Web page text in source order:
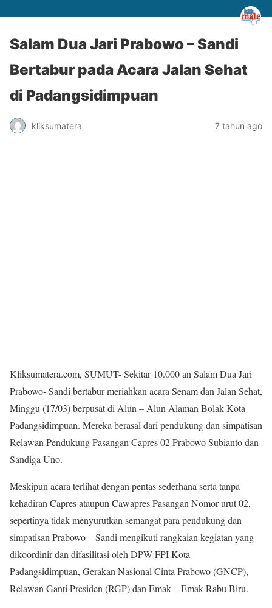
Salam Dua Jari Prabowo – Sandi
Bertabur pada Acara Jalan Sehat
di Padangsidimpuan
kliksumatera 7 tahun ago
Kliksumatera.com, SUMUT- Sekitar 10.000 an Salam Dua Jari
Prabowo- Sandi bertabur meriahkan acara Senam dan Jalan Sehat,
Minggu (17/03) berpusat di Alun – Alun Alaman Bolak Kota
Padangsidimpuan. Mereka berasal dari pendukung dan simpatisan
Relawan Pendukung Pasangan Capres 02 Prabowo Subianto dan
Sandiga Uno.
Meskipun acara terlihat dengan pentas sederhana serta tanpa
kehadiran Capres ataupun Cawapres Pasangan Nomor urut 02,
sepertinya tidak menyurutkan semangat para pendukung dan
simpatisan Prabowo – Sandi mengikuti rangkaian kegiatan yang
dikoordinir dan difasilitasi oleh DPW FPI Kota
Padangsidimpuan, Gerakan Nasional Cinta Prabowo (GNCP),
Relawan Ganti Presiden (RGP) dan Emak – Emak Rabu Biru.